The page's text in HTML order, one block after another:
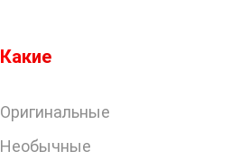
Какие
Оригинальные
Необычные